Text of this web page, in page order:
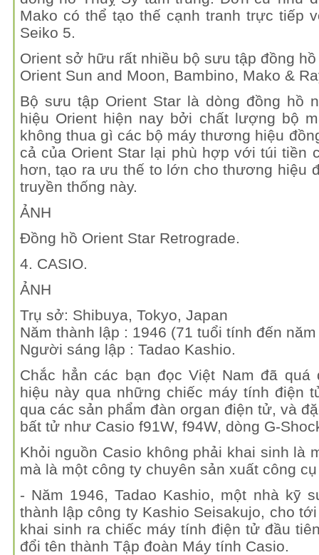
Mako có thể tạo thế cạnh tranh trực tiếp
Seiko 5.
Orient sở hữu rất nhiều bộ sưu tập đồng
Orient Sun and Moon, Bambino, Mako &
Bộ sưu tập Orient Star là dòng đồng hồ
hiệu Orient hiện nay bởi chất lượng bộ
không thua gì các bộ máy thương hiệu
cả của Orient Star lại phù hợp với túi tiền
hơn, tạo ra ưu thế to lớn cho thương hiệu
truyền thống này.
ẢNH
Đồng hồ Orient Star Retrograde.
4. CASIO.
ẢNH
Trụ sở: Shibuya, Tokyo, Japan
Năm thành lập : 1946 (71 tuổi tính đến
Người sáng lập : Tadao Kashio.
Chắc hẳn các bạn đọc Việt Nam đã
hiệu này qua những chiếc máy tính điện
qua các sản phẩm đàn organ điện tử, và
bất tử như Casio f91W, f94W, dòng G-
Khỏi nguồn Casio không phải khai sinh là
mà là một công ty chuyên sản xuất công
- Năm 1946, Tadao Kashio, một nhà kỹ
thành lập công ty Kashio Seisakujo, cho
khai sinh ra chiếc máy tính điện tử đầu
đổi tên thành Tập đoàn Máy tính Casio.